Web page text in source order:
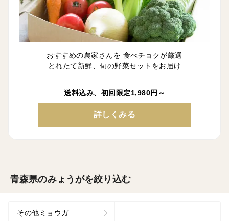
おすすめの農家さんを 食べチョクが厳選
とれたて新鮮、旬の野菜セットをお届け
送料込み、初回限定1,980円～
詳しくみる
青森県のみょうがを絞り込む
その他ミョウガ